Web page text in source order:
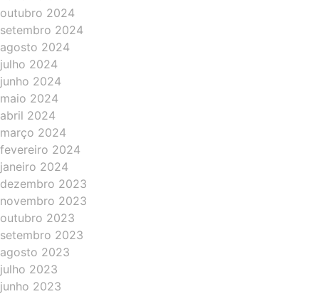
outubro 2024
setembro 2024
agosto 2024
julho 2024
junho 2024
maio 2024
abril 2024
março 2024
fevereiro 2024
janeiro 2024
dezembro 2023
novembro 2023
outubro 2023
setembro 2023
agosto 2023
julho 2023
junho 2023